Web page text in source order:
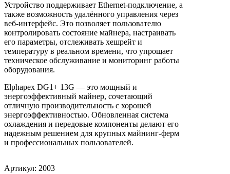
Устройство поддерживает Ethernet-подключение, а
также возможность удалённого управления через
веб-интерфейс. Это позволяет пользователю
контролировать состояние майнера, настраивать
его параметры, отслеживать хешрейт и
температуру в реальном времени, что упрощает
техническое обслуживание и мониторинг работы
оборудования.
Elphapex DG1+ 13G — это мощный и
энергоэффективный майнер, сочетающий
отличную производительность с хорошей
энергоэффективностью. Обновленная система
охлаждения и передовые компоненты делают его
надежным решением для крупных майнинг-ферм
и профессиональных пользователей.
Артикул: 2003